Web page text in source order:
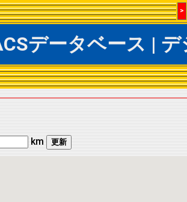
>
データベース |
km